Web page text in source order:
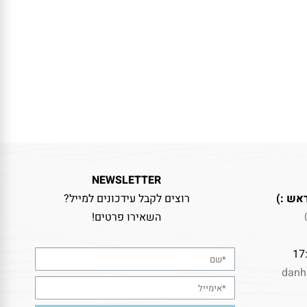
:)
NEWSLETTER
רוצים לקבל עידכונים למייל?
השאירו פרטים!